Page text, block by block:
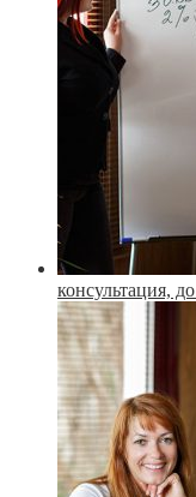
консультация,